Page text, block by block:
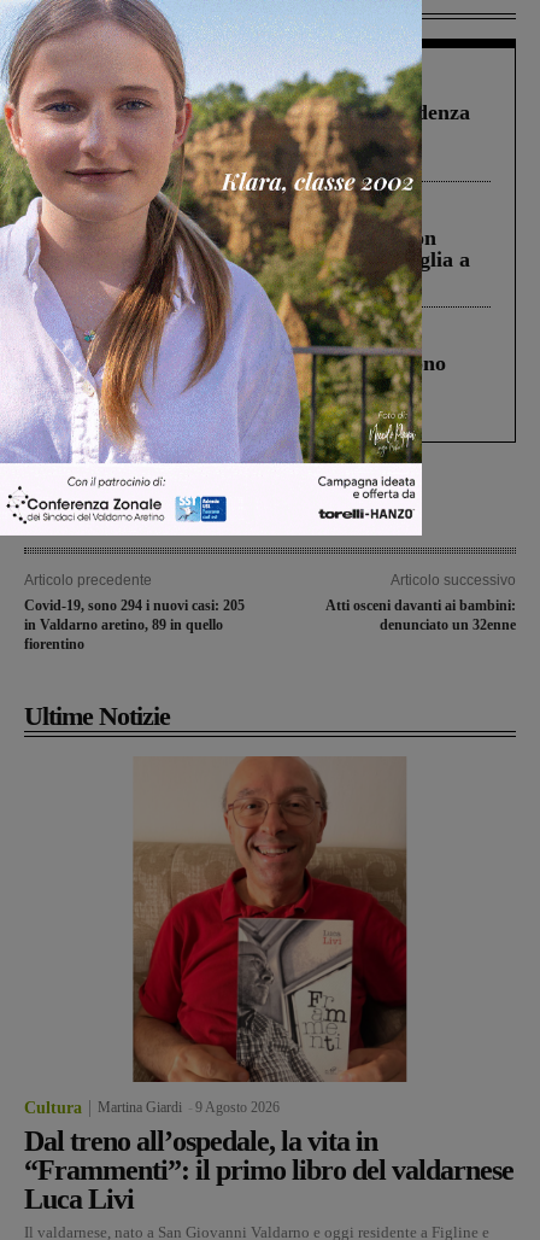
Figline Incisa Valdarno 1 Agosto 2026
Piscina di Figline finanziata oltre la scadenza
Pnrr, il gruppo di Fratelli d’Italia: “Un
ringraziamento al Governo”
Cronaca 3 Agosto 2026
Scomparso da una struttura di Castiglion
Fiorentino l’uomo che aveva ucciso la figlia a
Levane nel 2020
Cronaca 4 Agosto 2026
Un anno fa la strage in A1 in cui morirono
Gianni, Giulia e Franco. Lo schianto, il
processo, lo stop ai sorpassi fra tir....
Articolo precedente
Covid-19, sono 294 i nuovi casi: 205
in Valdarno aretino, 89 in quello
fiorentino
Articolo successivo
Atti osceni davanti ai bambini:
denunciato un 32enne
Ultime Notizie
Cultura Martina Giardi 9 Agosto 2026
Dal treno all’ospedale, la vita in
“Frammenti”: il primo libro del valdarnese
Luca Livi
Il valdarnese, nato a San Giovanni Valdarno e oggi residente a Figline e